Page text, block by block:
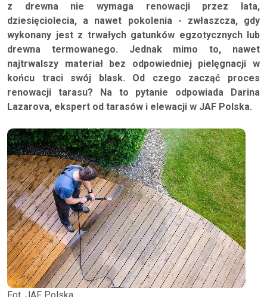
z drewna nie wymaga renowacji przez lata,
dziesięciolecia, a nawet pokolenia - zwłaszcza, gdy
wykonany jest z trwałych gatunków egzotycznych lub
drewna termowanego. Jednak mimo to, nawet
najtrwalszy materiał bez odpowiedniej pielęgnacji w
końcu traci swój blask. Od czego zacząć proces
renowacji tarasu? Na to pytanie odpowiada Darina
Lazarova, ekspert od tarasów i elewacji w JAF Polska.